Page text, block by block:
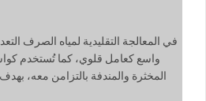
في المعالجة التقليدية لمياه الصرف
واسع كعامل قلوي، كما تُستخدم كواشف
المخثرة والمندفة بالتزامن معه، بهدف